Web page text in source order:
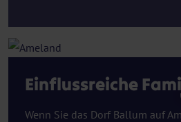
Einflussreiche
Wenn Sie das Dorf Ballum auf